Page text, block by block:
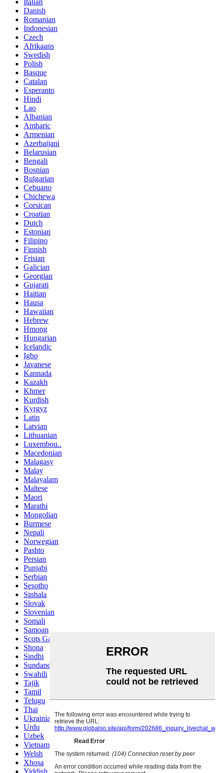
Italian
Danish
Romanian
Indonesian
Czech
Afrikaans
Swedish
Polish
Basque
Catalan
Esperanto
Hindi
Lao
Albanian
Amharic
Armenian
Azerbaijani
Belarusian
Bengali
Bosnian
Bulgarian
Cebuano
Chichewa
Corsican
Croatian
Dutch
Estonian
Filipino
Finnish
Frisian
Galician
Georgian
Gujarati
Haitian
Hausa
Hawaiian
Hebrew
Hmong
Hungarian
Icelandic
Igbo
Javanese
Kannada
Kazakh
Khmer
Kurdish
Kyrgyz
Latin
Latvian
Lithuanian
Luxembou..
Macedonian
Malagasy
Malay
Malayalam
Maltese
Maori
Marathi
Mongolian
Burmese
Nepali
Norwegian
Pashto
Persian
Punjabi
Serbian
Sesotho
Sinhala
Slovak
Slovenian
Somali
Samoan
Scots Gaelic
Shona
Sindhi
Sundanese
Swahili
Tajik
Tamil
Telugu
Thai
Ukrainian
Urdu
Uzbek
Vietnamese
Welsh
Xhosa
Yiddish